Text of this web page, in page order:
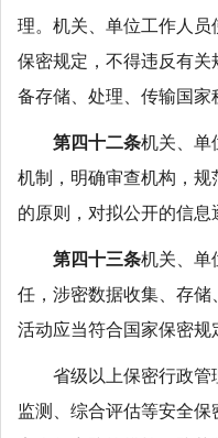
理。机关、单位工作人
保密规定，不得违反有
备存储、处理、传输国家
第四十二条机关、单
机制，明确审查机构，
的原则，对拟公开的信息
第四十三条机关、单
任，涉密数据收集、存
活动应当符合国家保密规
省级以上保密行政管
监测、综合评估等安全